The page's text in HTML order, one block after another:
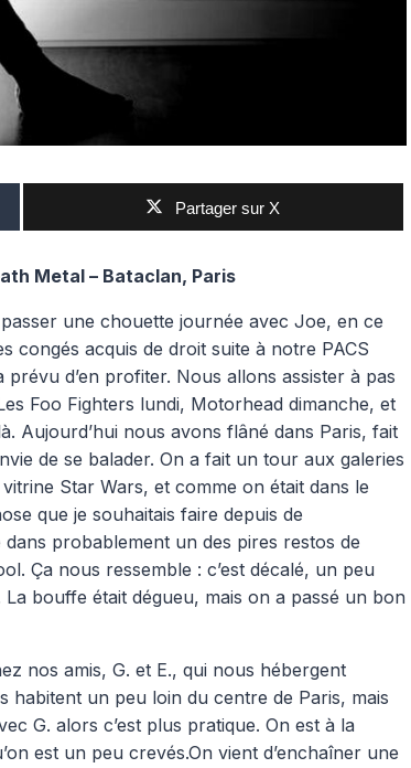
Partager sur X
Metal – Bataclan, Paris
une chouette journée avec Joe, en ce
congés acquis de droit suite à notre PACS
d’en profiter. Nous allons assister à pas
Foo Fighters lundi, Motorhead dimanche, et
Aujourd’hui nous avons flâné dans Paris, fait
de se balader. On a fait un tour aux galeries
Star Wars, et comme on était dans le
que je souhaitais faire depuis de
probablement un des pires restos de
Ça nous ressemble : c’est décalé, un peu
bouffe était dégueu, mais on a passé un bon
nos amis, G. et E., qui nous hébergent
habitent un peu loin du centre de Paris, mais
G. alors c’est plus pratique. On est à la
est un peu crevés.On vient d’enchaîner une